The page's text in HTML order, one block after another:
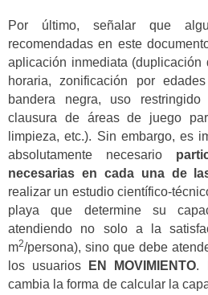
Por último, señalar que
recomendadas en este
aplicación inmediata (duplicación
horaria, zonificación por
bandera negra, uso
clausura de áreas de juego
limpieza, etc.). Sin embargo, es
absolutamente necesario
necesarias en cada una de
realizar un estudio científico-
playa que determine su
atendiendo no solo a la
m2/persona), sino que debe
los usuarios
EN MOVIMIENTO.
cambia la forma de calcular la